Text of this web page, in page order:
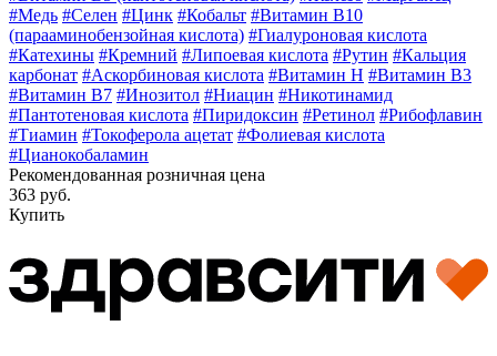
#Медь #Селен #Цинк #Кобальт #Витамин В10
(парааминобензойная кислота) #Гиалуроновая кислота
#Катехины #Кремний #Липоевая кислота #Рутин #Кальция
карбонат #Аскорбиновая кислота #Витамин H #Витамин В3
#Витамин В7 #Инозитол #Ниацин #Никотинамид
#Пантотеновая кислота #Пиридоксин #Ретинол #Рибофлавин
#Тиамин #Токоферола ацетат #Фолиевая кислота
#Цианокобаламин
Рекомендованная розничная цена
363 руб.
Купить